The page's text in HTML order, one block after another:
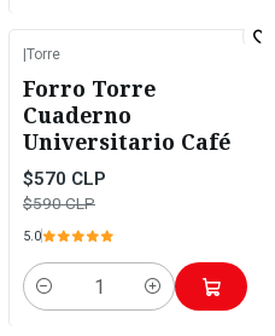
Torre
Forro Torre
Cuaderno
Universitario Café
$570 CLP
$590 CLP
5.0
Cantidad